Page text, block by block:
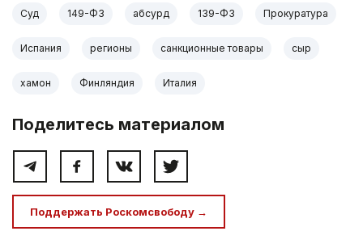
Суд 149-ФЗ абсурд 139-ФЗ Прокуратура
Испания регионы санкционные товары сыр
хамон Финляндия Италия
Поделитесь материалом
Поддержать Роскомсвободу →